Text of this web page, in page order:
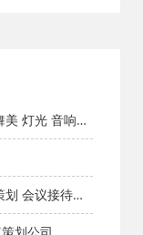
美 灯光 音响
会议接待与
支持节目演